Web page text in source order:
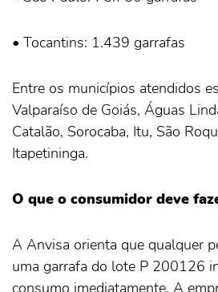
• Tocantins: 1.439 garrafas
Entre os municípios atendidos
Valparaíso de Goiás, Águas
Catalão, Sorocaba, Itu, São
Itapetininga.
O que o consumidor deve
A Anvisa orienta que qualquer
uma garrafa do lote P 200126
consumo imediatamente. A